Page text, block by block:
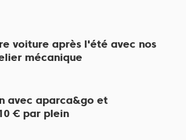
voiture après l'été avec nos
mécanique
avec aparca&go et
€ par plein